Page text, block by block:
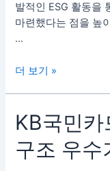
발적인 ESG 활동을
마련했다는 점을 높
…
정
더 보기 »
KB국민
구조 우수
KB
국
민
카